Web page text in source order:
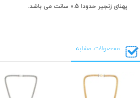
پهنای زنجیر حدودا 0.5 سانت می باشد.
محصولات مشابه